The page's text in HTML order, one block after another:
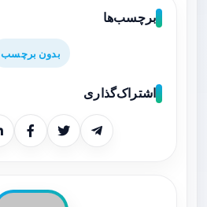
برچسب‌ها
بدون برچسب
اشتراک‌گذاری